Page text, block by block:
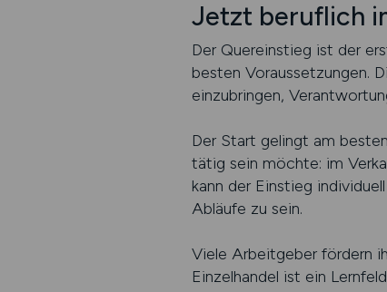
Jetzt beruflich
Der Quereinstieg ist der
besten Voraussetzungen.
einzubringen,
Der Start gelingt am
tätig sein möchte: im
kann der Einstieg
Abläufe zu sein.
Viele Arbeitgeber fördern
Einzelhandel ist ein